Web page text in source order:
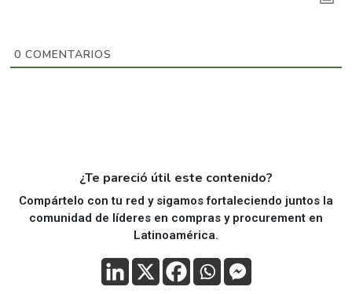
0 COMENTARIOS
¿Te pareció útil este contenido?
Compártelo con tu red y sigamos fortaleciendo juntos la
comunidad de líderes en compras y procurement en
Latinoamérica.